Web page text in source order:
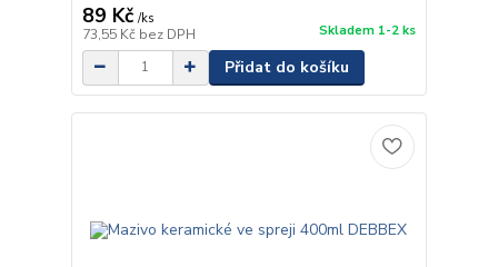
89 Kč /ks
73,55 Kč bez DPH Skladem 1-2 ks
Přidat do košíku